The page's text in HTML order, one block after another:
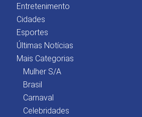
Entretenimento
Cidades
Esportes
Últimas Notícias
Mais Categorias
Mulher S/A
Brasil
Carnaval
Celebridades